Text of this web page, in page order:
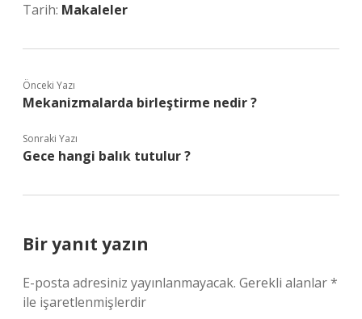
Tarih: Makaleler
Önceki Yazı
Mekanizmalarda birleştirme nedir ?
Sonraki Yazı
Gece hangi balık tutulur ?
Bir yanıt yazın
E-posta adresiniz yayınlanmayacak. Gerekli alanlar*
ile işaretlenmişlerdir